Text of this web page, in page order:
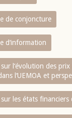
de conjoncture
d‘information
l‘évolution des prix
l‘UEMOA et
les états financiers